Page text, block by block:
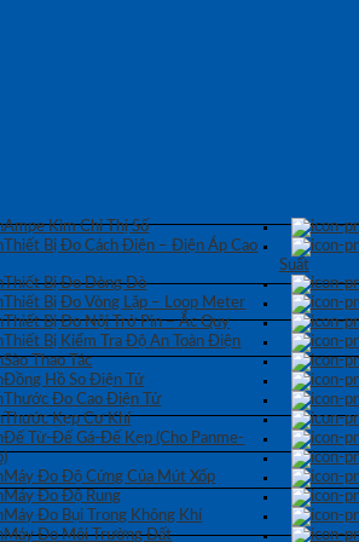
Ampe Kìm Chỉ Thị Số
Thiết Bị Đo Cách Điện – Điện Áp Cao
Suất
Thiết Bị Đo Dòng Dò
Thiết Bị Đo Vòng Lặp – Loop Meter
Thiết Bị Đo Nội Trở Pin – Ắc Quy
Thiết Bị Kiểm Tra Độ An Toàn Điện
Sào Thao Tác
Đồng Hồ So Điện Tử
Thước Đo Cao Điện Tử
Thước Kẹp Cơ Khí
Đế Từ-Đế Gá-Đế Kẹp (Cho Panme-
Máy Đo Độ Cứng Của Mút Xốp
Máy Đo Độ Rung
Máy Đo Bụi Trong Không Khí
Máy Đo Môi Trường Đất